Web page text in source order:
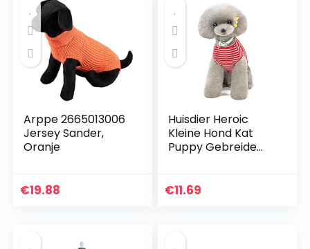
Arppe 2665013006
Jersey Sander,
Oranje
€19.88
Huisdier Heroic
Kleine Hond Kat
Puppy Gebreide
Comfortabele
€11.69